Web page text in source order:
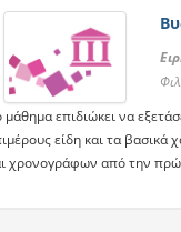
μάθημα επιδιώκει να
είδη και τα
χρονογράφων από την